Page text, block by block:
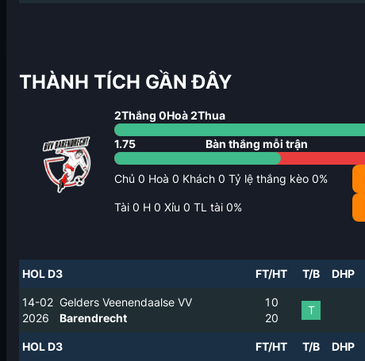
THÀNH TÍCH GẦN ĐÂY
2Thắng 0Hoà2Thua
1.75 Bàn thắng mỗi trận
Chủ 0 Hoà 0 Khách 0 Tỷ lệ thắng kèo 0%
Tài 0 H 0 Xỉu 0 TL tài 0%
HOL D3 FT/HT T/B DHP
14-02
2026
Gelders Veenendaalse VV
Barendrecht
1
2
0
0
T
HOL D3 FT/HT T/B DHP